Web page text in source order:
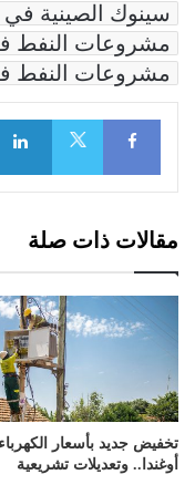
سينوك الصينية في
مشروعات النفط
مشروعات النفط في
Facebook
مقالات ذات صلة
تخفيض جديد بأسعار
أوغندا.. وتعديلات تشريعية